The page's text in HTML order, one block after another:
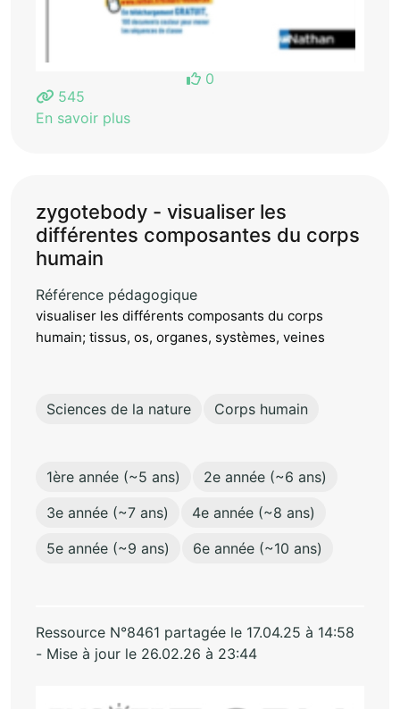
0
545
En savoir plus
zygotebody - visualiser les
différentes composantes du corps
humain
Référence pédagogique
visualiser les différents composants du corps
humain; tissus, os, organes, systèmes, veines
Sciences de la nature Corps humain
1ère année (~5 ans)
2e année (~6 ans)
3e année (~7 ans)
4e année (~8 ans)
5e année (~9 ans)
6e année (~10 ans)
Ressource N°8461 partagée le 17.04.25 à 14:58
- Mise à jour le 26.02.26 à 23:44